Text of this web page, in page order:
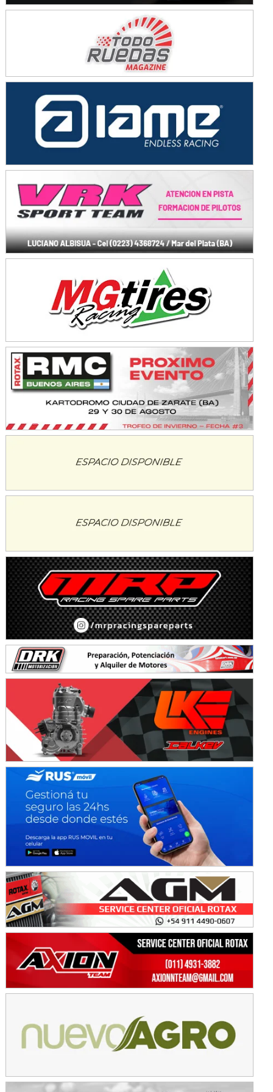
Ciudad de Trenque Lauquen (Asfalto)
Trenque Lauquen (Buenos Aires)
ENTRERRIANO - F6 (POSTERGADA)
Parque de la Velocidad (Asfalto)
VICTORIENSE - F7
El Cerro (Tierra)
Victoria (Entre Ríos)
Moto Club Reginense (Tierra)
Gral. E. Godoy (Río Negro)
CSK - F7
Juventud Unida (Tierra)
Humboldt (Santa Fe)
NORESTE SANTAFESINO - F6
SUR SANTAFESINO - F4
José Samuel Sánchez (Tierra)
TUCUMANO - F5
Juan Navarro (Asfalto)
El Timbó (Tucumán)